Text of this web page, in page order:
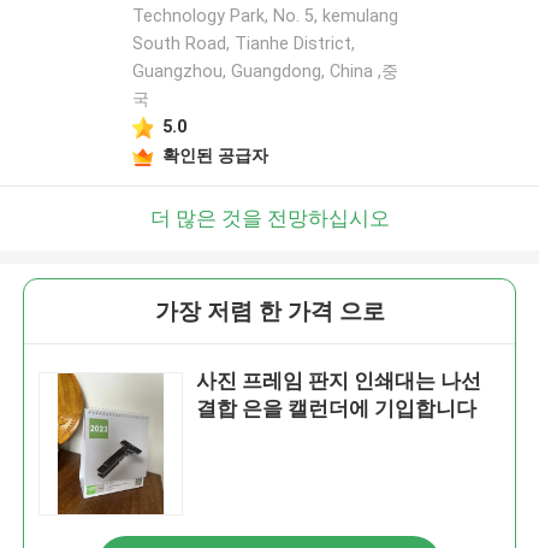
Technology Park, No. 5, kemulang
South Road, Tianhe District,
Guangzhou, Guangdong, China ,중
국
5.0
확인된 공급자
더 많은 것을 전망하십시오
가장 저렴 한 가격 으로
사진 프레임 판지 인쇄대는 나선
결합 은을 캘런더에 기입합니다